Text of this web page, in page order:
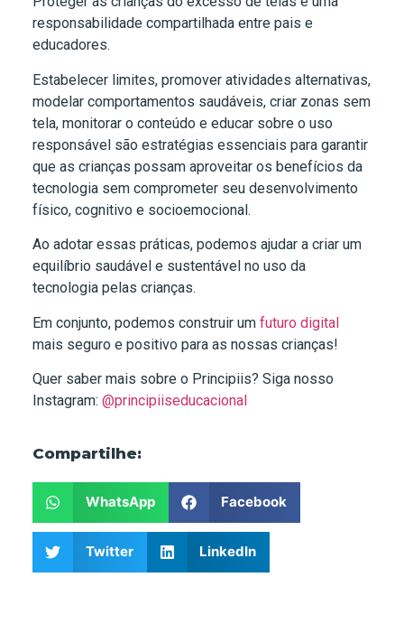
responsabilidade compartilhada entre pais e
educadores.
Estabelecer limites, promover atividades alternativas,
modelar comportamentos saudáveis, criar zonas sem
tela, monitorar o conteúdo e educar sobre o uso
responsável são estratégias essenciais para garantir
que as crianças possam aproveitar os benefícios da
tecnologia sem comprometer seu desenvolvimento
físico, cognitivo e socioemocional.
Ao adotar essas práticas, podemos ajudar a criar um
equilíbrio saudável e sustentável no uso da
tecnologia pelas crianças.
Em conjunto, podemos construir um futuro digital
mais seguro e positivo para as nossas crianças!
Quer saber mais sobre o Principiis? Siga nosso
Instagram: @principiiseducacional
Compartilhe:
WhatsApp Facebook
Twitter LinkedIn